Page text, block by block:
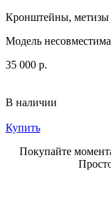
Кронштейны, метизы
Модель
35 000 р.
В наличии
Купить
Покупайте